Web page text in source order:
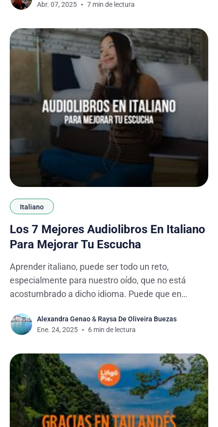
vida real, puedes mejorar significativamente tus
Abr. 07, 2025 7 min de lectura
Italiano
Los 7 Mejores Audiolibros En Italiano
Para Mejorar Tu Escucha
Aprender italiano, puede ser todo un reto,
especialmente para nuestro oído, que no está
acostumbrado a dicho idioma. Puede que en
puedes entender lo que escuchas. No te
preocupes, todos hemos estado ahí. Tabla De
Italiano
Alexandra Genao& Raysa De Oliveira Buezas
Ene. 24, 2025
6 min de lectura